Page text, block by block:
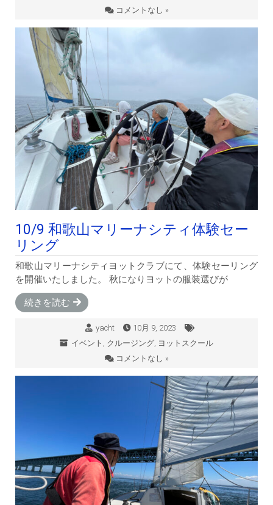
コメントなし »
10/9 和歌山マリーナシティ体験セー
リング
和歌山マリーナシティヨットクラブにて、体験セーリング
を開催いたしました。 秋になりヨットの服装選びが
続きを読む
yacht
10月 9, 2023
イベント
クルージング ヨットスクール
コメントなし »